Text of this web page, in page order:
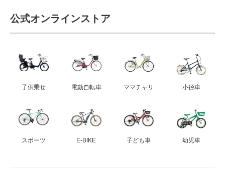
法人様
お問い合わせ
会社概要
公式オンラインストア
子供乗せ 電動自転車 ママチャリ 小径車
スポーツ E-BIKE 子ども車 幼児車